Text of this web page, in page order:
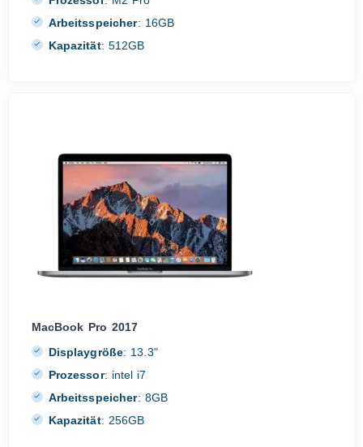
Arbeitsspeicher: 16GB
Kapazität: 512GB
MacBook Pro 2017
Displaygröße: 13.3"
Prozessor: intel i7
Arbeitsspeicher: 8GB
Kapazität: 256GB